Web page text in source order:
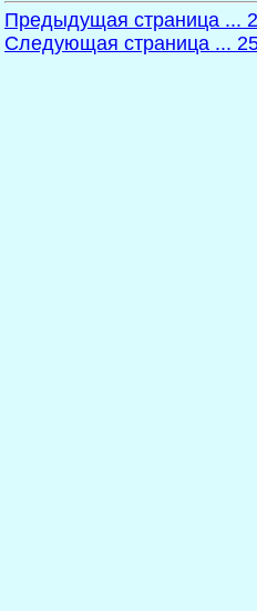
Предыдущая страница ...
Следующая страница ...